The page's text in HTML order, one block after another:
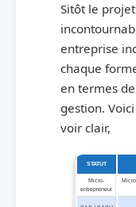
Sitôt le
entreprise
chaque
en termes
gestion.
voir clair,
STATUT
Micro-
entrepreneur